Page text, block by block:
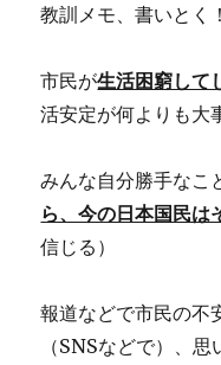
教訓メモ、書いとく！
市民が生活困窮して
活安定が何よりも大
みんな自分勝手なこ
ら、今の日本国民は
信じる）
報道などで市民の不
（SNSなどで）、